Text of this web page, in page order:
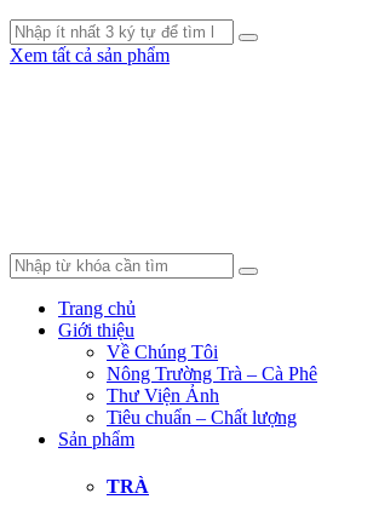
Xem tất cả sản phẩm
Trang chủ
Giới thiệu
Về Chúng Tôi
Nông Trường Trà – Cà Phê
Thư Viện Ảnh
Tiêu chuẩn – Chất lượng
Sản phẩm
TRÀ